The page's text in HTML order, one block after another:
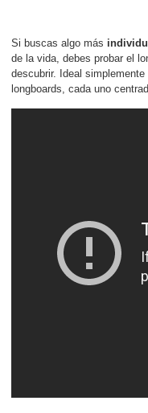
Si buscas algo más
de la vida, debes probar el
descubrir. Ideal
longboards, cada uno